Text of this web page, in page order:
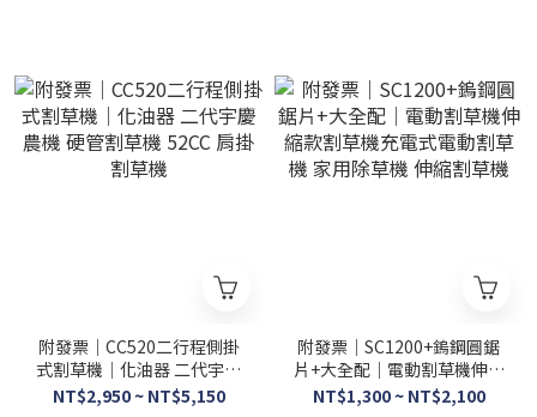
附發票｜CC520二行程側掛
式割草機｜化油器 二代宇慶
農機 硬管割草機 52CC 肩掛
NT$2,950 ~ NT$5,150
附發票｜SC1200+鎢鋼圓鋸
片+大全配｜電動割草機伸縮
款割草機充電式電動割草機
NT$1,300 ~ NT$2,100